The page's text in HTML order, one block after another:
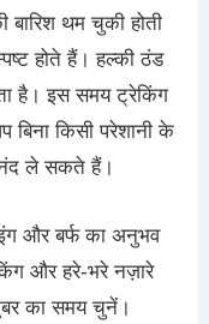
थम चुकी होती
होते हैं। हल्की ठंड
है। इस समय ट्रेकिंग
किसी परेशानी के
ले सकते हैं।
और बर्फ का अनुभव
और हरे-भरे नज़ारे
का समय चुनें।